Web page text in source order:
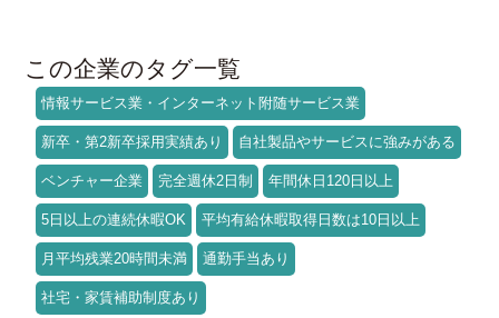
この企業のタグ一覧
情報サービス業・インターネット附随サービス業
新卒・第2新卒採用実績あり 自社製品やサービスに強みがある
ベンチャー企業 完全週休2日制 年間休日120日以上
5日以上の連続休暇OK 平均有給休暇取得日数は10日以上
月平均残業20時間未満 通勤手当あり
社宅・家賃補助制度あり